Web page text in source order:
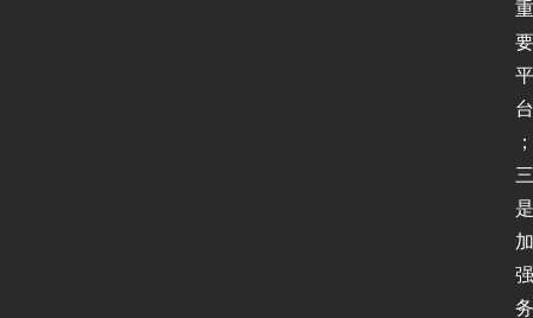
重
要
平
台
；
三
是
加
强
务